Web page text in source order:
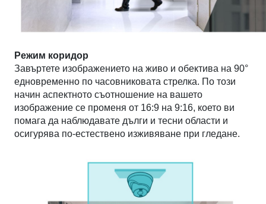
Режим коридор
Завъртете изображението на живо и обектива на 90°
едновременно по часовниковата стрелка. По този
начин аспектното съотношение на вашето
изображение се променя от 16:9 на 9:16, което ви
помага да наблюдавате дълги и тесни области и
осигурява по-естествено изживяване при гледане.